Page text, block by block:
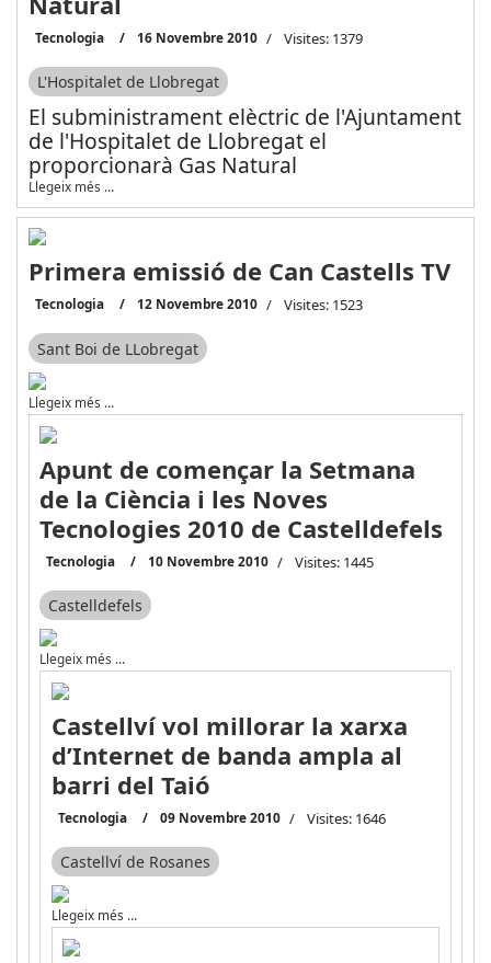
Tecnologia 16 Novembre 2010 Visites: 1379
L'Hospitalet de Llobregat
El subministrament elèctric de l'Ajuntament
de l'Hospitalet de Llobregat el
proporcionarà Gas Natural
Llegeix més …
Primera emissió de Can Castells TV
Tecnologia 12 Novembre 2010 Visites: 1523
Sant Boi de LLobregat
Llegeix més …
Apunt de començar la Setmana
de la Ciència i les Noves
Tecnologies 2010 de Castelldefels
Tecnologia 10 Novembre 2010 Visites: 1445
Castelldefels
Llegeix més …
Castellví vol millorar la xarxa
d’Internet de banda ampla al
barri del Taió
Tecnologia 09 Novembre 2010 Visites: 1646
Castellví de Rosanes
Llegeix més …